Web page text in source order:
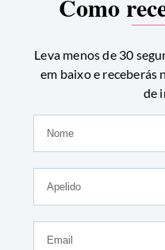
Como
Leva menos de 30
em baixo e receberás
de